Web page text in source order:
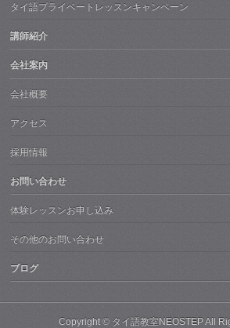
タイ語プライベートレッスンキャンペーン
講師紹介
会社案内
会社概要
アクセス
採用情報
お問い合わせ
体験レッスンお申し込み
その他のお問い合わせ
ブログ
Copyright © タイ語教室NEOSTEPAll